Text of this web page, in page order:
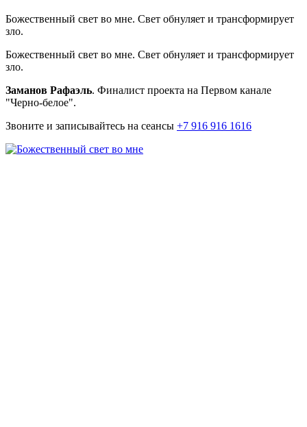
Божественный свет во мне. Свет обнуляет и трансформирует
зло.
Божественный свет во мне. Свет обнуляет и трансформирует
зло.
Заманов Рафаэль. Финалист проекта на Первом канале
"Черно-белое".
Звоните и записывайтесь на сеансы +7 916 916 1616